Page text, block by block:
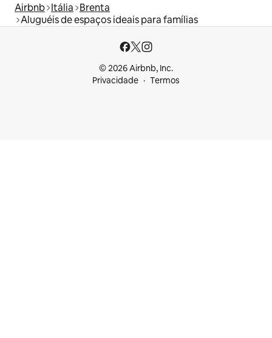
Airbnb Itália Brenta
Aluguéis de espaços ideais para famílias
© 2026 Airbnb, Inc.
Privacidade
Termos